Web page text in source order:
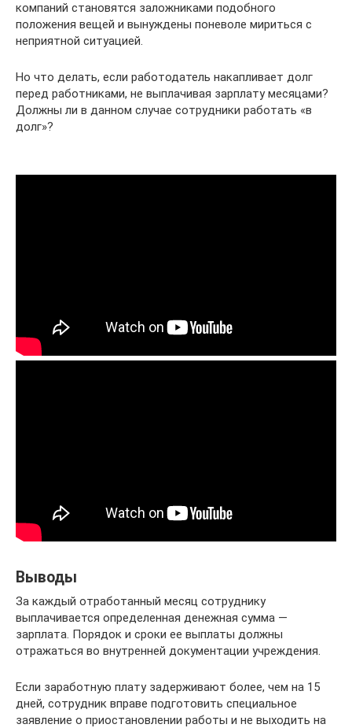
компаний становятся заложниками подобного
положения вещей и вынуждены поневоле мириться с
неприятной ситуацией.
Но что делать, если работодатель накапливает долг
перед работниками, не выплачивая зарплату месяцами?
Должны ли в данном случае сотрудники работать «в
долг»?
Выводы
За каждый отработанный месяц сотруднику
выплачивается определенная денежная сумма —
зарплата. Порядок и сроки ее выплаты должны
отражаться во внутренней документации учреждения.
Если заработную плату задерживают более, чем на 15
дней, сотрудник вправе подготовить специальное
заявление о приостановлении работы и не выходить на